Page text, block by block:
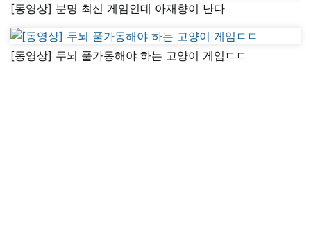
[동영상] 분명 최신 게임인데 아재향이 난다
[동영상] 두뇌 풀가동해야 하는 고양이 게임ㄷㄷ